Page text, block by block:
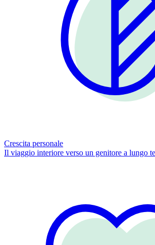
Crescita personale
Il viaggio interiore verso un genitore a lungo